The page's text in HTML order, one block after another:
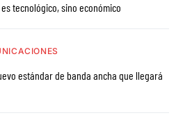
tecnológico, sino económico
estándar de banda ancha que llegará